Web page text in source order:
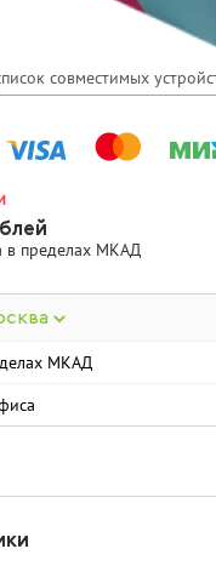
совместимых
в пределах МКАД
МКАД